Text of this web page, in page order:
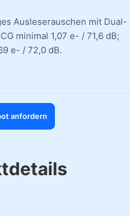
Ausleserauschen mit Dual-
minimal 1,07 e- / 71,6 dB;
e- / 72,0 dB.
anfordern